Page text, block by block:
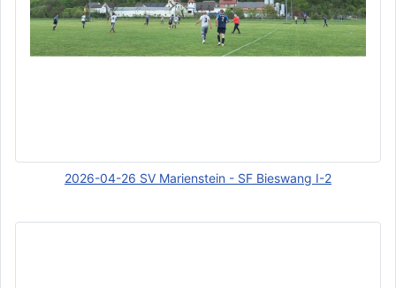
2026-04-26 SV Marienstein - SF Bieswang I-2